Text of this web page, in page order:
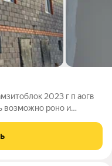
2023 г п аогв
возможно роно и